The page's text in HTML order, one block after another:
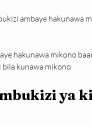
ambaye hakunawa
hakunawa mikono
kunawa mikono
ya